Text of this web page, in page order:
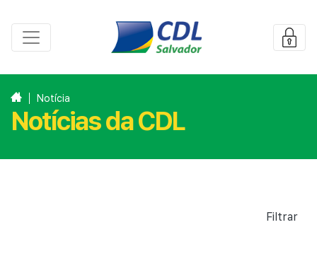
Notícia
Notícias da CDL
Filtrar